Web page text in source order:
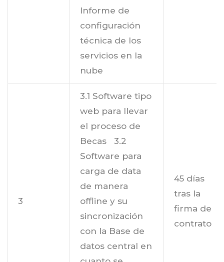
Informe de
configuración
técnica de los
servicios en la
nube
3
3.1 Software tipo
web para llevar
el proceso de
Becas 3.2
Software para
carga de data
de manera
offline y su
sincronización
con la Base de
datos central en
45 días
tras la
firma de
contrato